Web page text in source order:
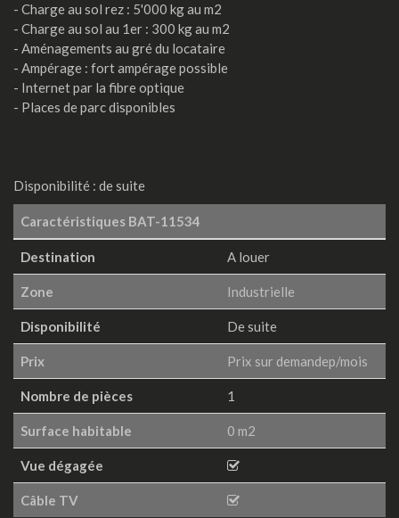
- Charge au sol rez : 5'000 kg au m2
- Charge au sol au 1er : 300 kg au m2
- Aménagements au gré du locataire
- Ampérage : fort ampérage possible
- Internet par la fibre optique
- Places de parc disponibles
Disponibilité : de suite
Caractéristiques BAT-11534
Destination A louer
Zone Industrielle
Disponibilité De suite
Prix Prix sur demandep/mois
Nombre de pièces 1
Surface habitable 0 m2
Vue dégagée
Câble TV